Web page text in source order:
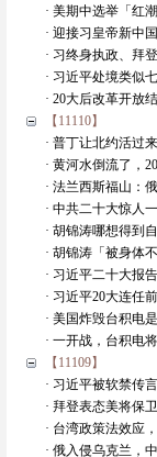
· 美期中选举「红
· 迎接习皇帝新中
· 习终身执政、拜
· 习近平处境类似
· 20大后改革开放
【11110】
· 普丁让北约活过
· 黄河水倒流了，
· 法兰西斯福山：
· 中共二十大惊人
· 胡锦涛哪想得到
· 胡锦涛「被身体
· 习近平二十大报
· 习近平20大连任
· 美国炸毁台积电
· 一开战，台积电
【11109】
· 习近平被软禁传
· 拜登表态美将保
· 台湾政策法效应
· 俄入侵乌克兰，